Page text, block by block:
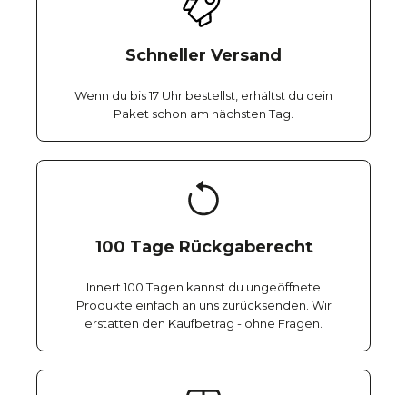
Schneller Versand
Wenn du bis 17 Uhr bestellst, erhältst du dein
Paket schon am nächsten Tag.
100 Tage Rückgaberecht
Innert 100 Tagen kannst du ungeöffnete
Produkte einfach an uns zurücksenden. Wir
erstatten den Kaufbetrag - ohne Fragen.